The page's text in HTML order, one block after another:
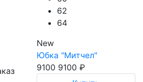
62
64
New
Юбка "Митчел"
9100 9100 ₽